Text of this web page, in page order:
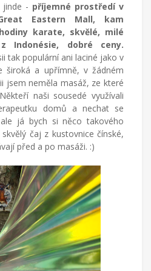
jinde - příjemné prostředí v
Eastern Mall, kam
karate, skvělé, milé
Indonésie, dobré ceny.
tak populární ani laciné jako v
široká a upřímně, v žádném
jsem neměla masáž, ze které
naši sousedé využívali
domů a nechat se
já bych si něco takového
čaj z kustovnice čínské,
před a po masáži. :)